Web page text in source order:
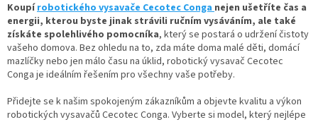
Koupírobotického vysavače Cecotec Conganejen ušetříte čas a
energii, kterou byste jinak strávili ručním vysáváním, ale také
získáte spolehlivého pomocníka, který se postará o udržení čistoty
vašeho domova. Bez ohledu na to, zda máte doma malé děti, domácí
mazlíčky nebo jen málo času na úklid, robotický vysavač Cecotec
Conga je ideálním řešením pro všechny vaše potřeby.
Přidejte se k našim spokojeným zákazníkům a objevte kvalitu a výkon
robotických vysavačů Cecotec Conga. Vyberte si model, který nejlépe